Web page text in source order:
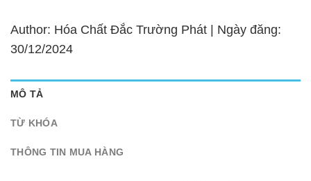
Author: Hóa Chất Đắc Trường Phát | Ngày đăng:
30/12/2024
MÔ TẢ
TỪ KHÓA
THÔNG TIN MUA HÀNG